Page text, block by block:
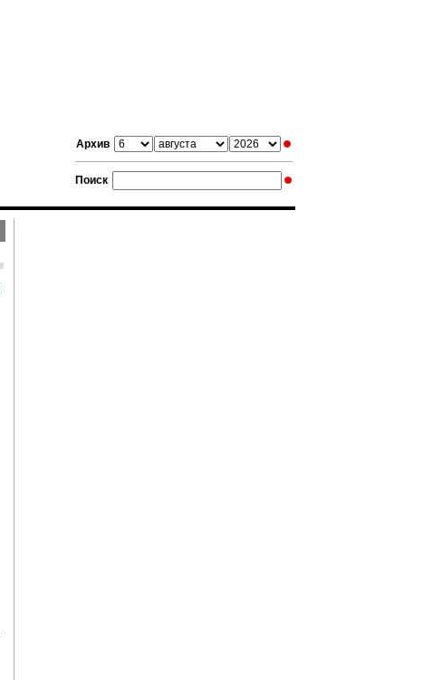
Архив
Поиск